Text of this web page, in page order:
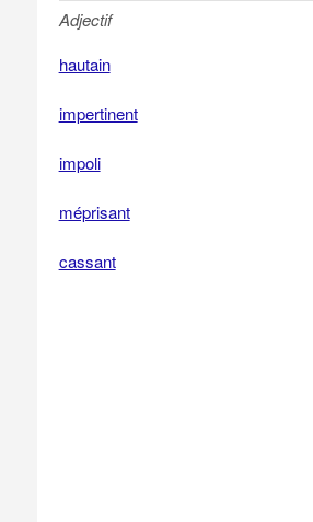
Adjectif
hautain
impertinent
impoli
méprisant
cassant